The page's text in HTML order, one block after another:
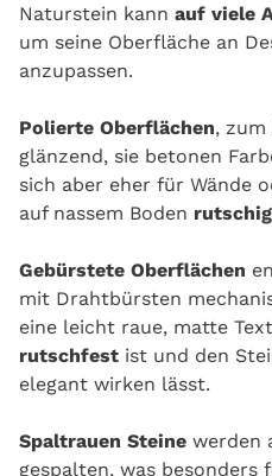
Naturstein kann auf viele
um seine Oberfläche an
anzupassen.
Polierte Oberflächen, zum
glänzend, sie betonen
sich aber eher für Wände
auf nassem Boden rutschig
Gebürstete Oberflächen
mit Drahtbürsten
eine leicht raue, matte
rutschfest ist und den
elegant wirken lässt.
Spaltrauen Steine werden
gespalten, was besonders